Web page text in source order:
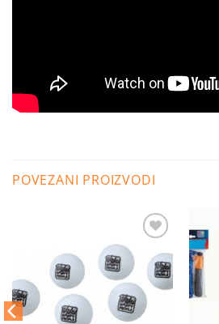
POVEZANI PROIZVODI
na
listu
želja